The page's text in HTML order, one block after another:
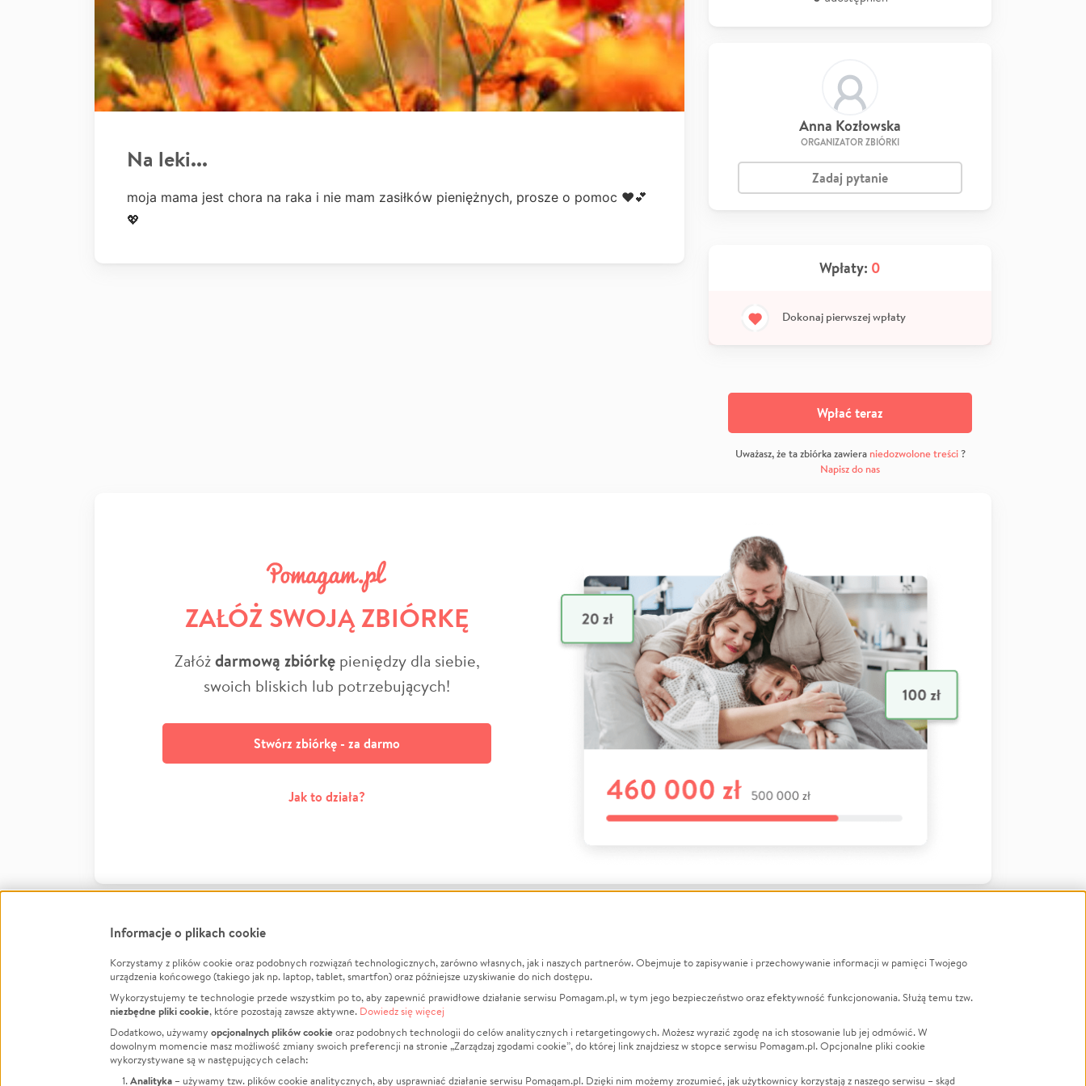
Na leki...
moja mama jest chora na raka i nie mam zasiłków pieniężnych, prosze o pomoc ❤💕
💖
Anna Kozłowska
ORGANIZATOR ZBIÓRKI
Zadaj pytanie
Wpłaty: 0
Dokonaj pierwszej wpłaty
Wpłać teraz
Uważasz, że ta zbiórka zawiera niedozwolone treści?
Napisz do nas
ZAŁÓŻ SWOJĄ ZBIÓRKĘ
Załóżdarmową zbiórkępieniędzy dla siebie,
swoich bliskich lub potrzebujących!
Stwórz zbiórkę - za darmo
Jak to działa?
FacebookTwitter Instagram
LinkedInTikTok Youtube
Informacje
Jak to działa?
Regulamin
Polityka Prywatności
O nas
Opinie
Raporty
Za darmo
Zbieraj na
Leczenie
Zwierzęta
Pożar
LGBTQ+
Powódź
Wichura
Informacje o plikach cookie
Korzystamy z plików cookie oraz podobnych rozwiązań technologicznych, zarówno własnych, jak i naszych partnerów. Obejmuje to zapisywanie i przechowywanie informacji w pamięci Twojego
urządzenia końcowego (takiego jak np. laptop, tablet, smartfon) oraz późniejsze uzyskiwanie do nich dostępu.
Wykorzystujemy te technologie przede wszystkim po to, aby zapewnić prawidłowe działanie serwisu Pomagam.pl, w tym jego bezpieczeństwo oraz efektywność funkcjonowania. Służą temu tzw.
niezbędne pliki cookie, które pozostają zawsze aktywne. Dowiedz się więcej
Dodatkowo, używamy opcjonalnych plików cookieoraz podobnych technologii do celów analitycznych i retargetingowych. Możesz wyrazić zgodę na ich stosowanie lub jej odmówić. W
dowolnym momencie masz możliwość zmiany swoich preferencji na stronie „Zarządzaj zgodami cookie”, do której link znajdziesz w stopce serwisu Pomagam.pl. Opcjonalne pliki cookie
wykorzystywane są w następujących celach:
Analityka – używamy tzw. plików cookie analitycznych, aby usprawniać działanie serwisu Pomagam.pl. Dzięki nim możemy zrozumieć, jak użytkownicy korzystają z naszego serwisu – skąd